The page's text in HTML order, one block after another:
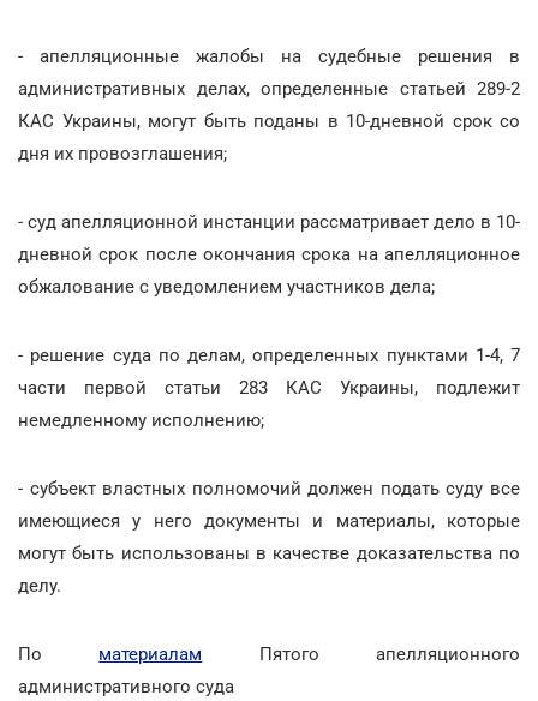
- апелляционные жалобы на судебные решения в
административных делах, определенные статьей 289-2
КАС Украины, могут быть поданы в 10-дневной срок со
дня их провозглашения;
- суд апелляционной инстанции рассматривает дело в 10-
дневной срок после окончания срока на апелляционное
обжалование с уведомлением участников дела;
- решение суда по делам, определенных пунктами 1-4, 7
части первой статьи 283 КАС Украины, подлежит
немедленному исполнению;
- субъект властных полномочий должен подать суду все
имеющиеся у него документы и материалы, которые
могут быть использованы в качестве доказательства по
делу.
По материалам Пятого апелляционного
административного суда